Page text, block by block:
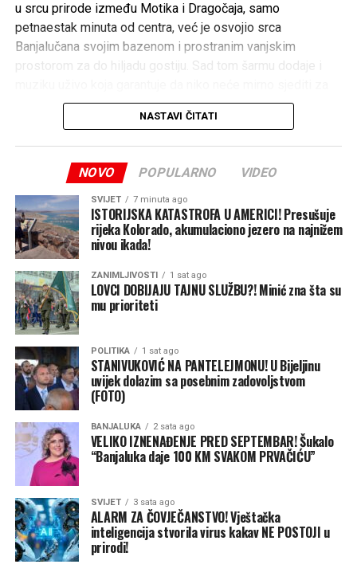
u srcu prirode između Motika i Dragočaja, samo
petnaestak minuta od centra, već je osvojio srca
Banjalučana svojim bazenom i prostranim vanjskim
prostorom za do hiljadu gostiju. Sad tom šarmu dodaje i
Ovo je veče kada se spajaju luksuz, opuštenost i prava
energija – savršena kombinacija za sve koji žele da avgust
zapamte po dobrom provodu, a ne po vrućini.
Rezervišite svoj sto na vrijeme putem broja 065 332-336
i osigurajte sebi mjesto na jednoj od najiščekivanijih žurki
ovog ljeta.
Hill Residence još jednom potvrđuje da zna kako se pravi
nezaboravna zabava – vidimo se 14. avgusta, spremni za
noć koju ćete dugo prepričavati!
NASTAVI ČITATI
NOVO POPULARNO VIDEO
SVIJET 7 minuta ago
ISTORIJSKA KATASTROFA U AMERICI! Presušuje
rijeka Kolorado, akumulaciono jezero na najnižem
nivou ikada!
ZANIMLJIVOSTI 1 sat ago
LOVCI DOBIJAJU TAJNU SLUŽBU?! Minić zna šta su
mu prioriteti
POLITIKA 1 sat ago
STANIVUKOVIĆ NA PANTELEJMONU! U Bijeljinu
uvijek dolazim sa posebnim zadovoljstvom
(FOTO)
BANJALUKA 2 sata ago
VELIKO IZNENAĐENJE PRED SEPTEMBAR! Šukalo
“Banjaluka daje 100 KM SVAKOM PRVAČIĆU”
SVIJET 3 sata ago
ALARM ZA ČOVJEČANSTVO! Vještačka
inteligencija stvorila virus kakav NE POSTOJI u
prirodi!